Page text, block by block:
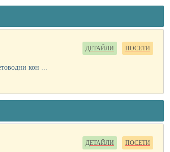
ПОСЕТИ
ДЕТАЙЛИ
кон ...
ПОСЕТИ
ДЕТАЙЛИ